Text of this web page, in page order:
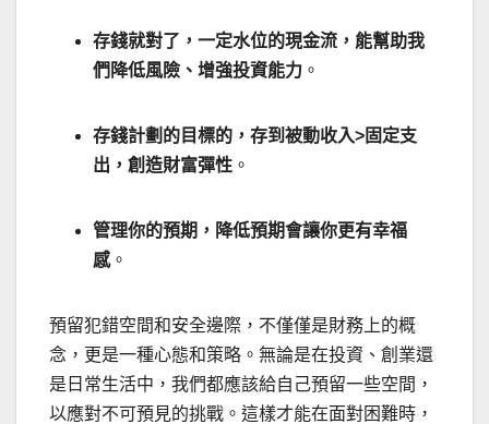
存錢就對了，一定水位的現金流，能幫助我
們降低風險、增強投資能力 。
存錢計劃的目標的，存到被動收入>固定支
出，創造財富彈性 。
管理你的預期，降低預期會讓你更有幸福
感。
預留犯錯空間和安全邊際，不僅僅是財務上的概
念，更是一種心態和策略。無論是在投資、創業還
是日常生活中，我們都應該給自己預留一些空間，
以應對不可預見的挑戰。這樣才能在面對困難時，